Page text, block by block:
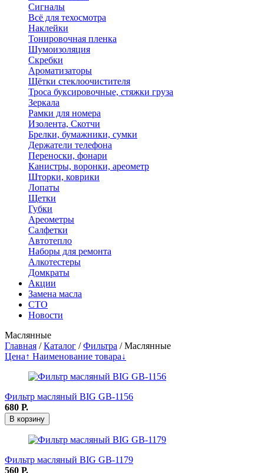
Сигналы
Всё для техосмотра
Наклейки
Тонировочная пленка
Шумоизоляция
Скребки
Ароматизаторы
Щётки стеклоочистителя
Троса буксировочные, стяжки груза
Зеркала
Рамки для номера
Изолента, Скотчи
Брелки, бумажники, сумки
Держатели телефона
Переноски, фонари
Канистры, воронки, ареометр
Шторки, коврики
Лопаты
Щетки
Губки
Ареометры
Салфетки
Автотепло
Наборы для ремонта
Алкотестеры
Домкраты
Акции
Замена масла
СТО
Новости
Маслянные
Главная /Каталог /Фильтра /Маслянные
Цена↑ Наименование товара↓
Фильтр масляный BIG GB-1156
680 Р.
В корзину
Фильтр масляный BIG GB-1179
560 Р.